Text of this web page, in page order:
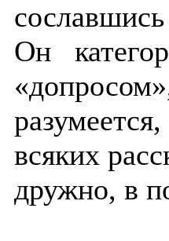
Он
всяких
дружно, в